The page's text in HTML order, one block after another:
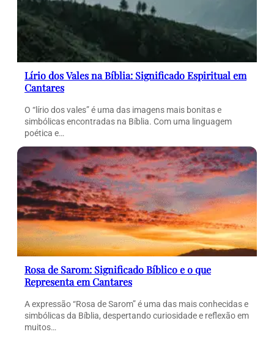
Lírio dos Vales na Bíblia: Significado Espiritual em
Cantares
O “lírio dos vales” é uma das imagens mais bonitas e
simbólicas encontradas na Bíblia. Com uma linguagem
poética e…
Rosa de Sarom: Significado Bíblico e o que
Representa em Cantares
A expressão “Rosa de Sarom” é uma das mais conhecidas e
simbólicas da Bíblia, despertando curiosidade e reflexão em
muitos…